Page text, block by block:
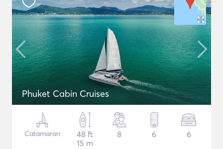
Phuket Cabin Cruises
Catamaran
48 ft
15 m
8 6 6